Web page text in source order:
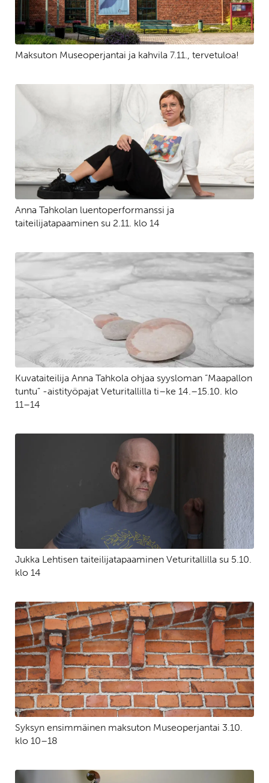
Maksuton Museoperjantai ja kahvila 7.11., tervetuloa!
Anna Tahkolan luentoperformanssi ja
taiteilijatapaaminen su 2.11. klo 14
Kuvataiteilija Anna Tahkola ohjaa syysloman ”Maapallon
tuntu” -aistityöpajat Veturitallilla ti–ke 14.–15.10. klo
11–14
Jukka Lehtisen taiteilijatapaaminen Veturitallilla su 5.10.
klo 14
Syksyn ensimmäinen maksuton Museoperjantai 3.10.
klo 10–18